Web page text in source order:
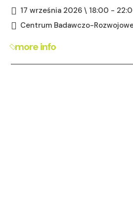
17 września 2026 \ 18:00 -
Centrum Badawczo-
more info